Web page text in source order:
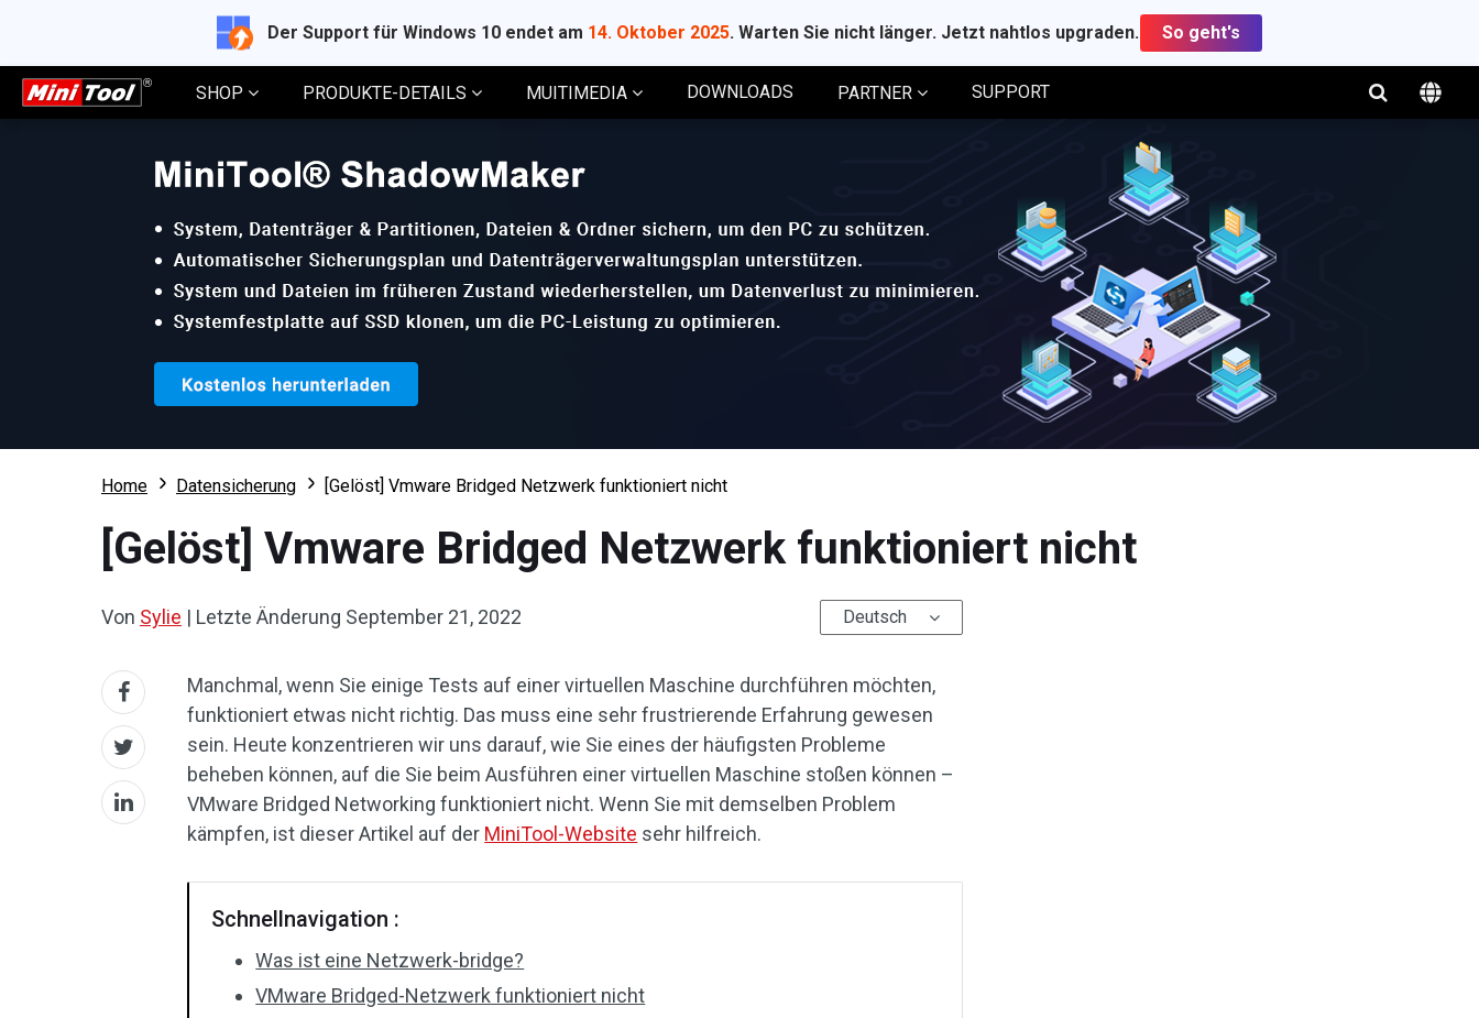
Der Support für Windows 10 endet am 14. Oktober 2025. Warten Sie nicht länger. Jetzt nahtlos upgraden. So geht's
SHOP PRODUKTE-DETAILS MUITIMEDIA DOWNLOADS PARTNER SUPPORT
Home Datensicherung [Gelöst] Vmware Bridged Netzwerk funktioniert nicht
[Gelöst] Vmware Bridged Netzwerk funktioniert nicht
Von Sylie | Letzte Änderung September 21, 2022 Deutsch
Manchmal, wenn Sie einige Tests auf einer virtuellen Maschine durchführen möchten,
funktioniert etwas nicht richtig. Das muss eine sehr frustrierende Erfahrung gewesen
sein. Heute konzentrieren wir uns darauf, wie Sie eines der häufigsten Probleme
beheben können, auf die Sie beim Ausführen einer virtuellen Maschine stoßen können –
VMware Bridged Networking funktioniert nicht. Wenn Sie mit demselben Problem
kämpfen, ist dieser Artikel auf der MiniTool-Website sehr hilfreich.
Schnellnavigation :
Was ist eine Netzwerk-bridge?
VMware Bridged-Netzwerk funktioniert nicht